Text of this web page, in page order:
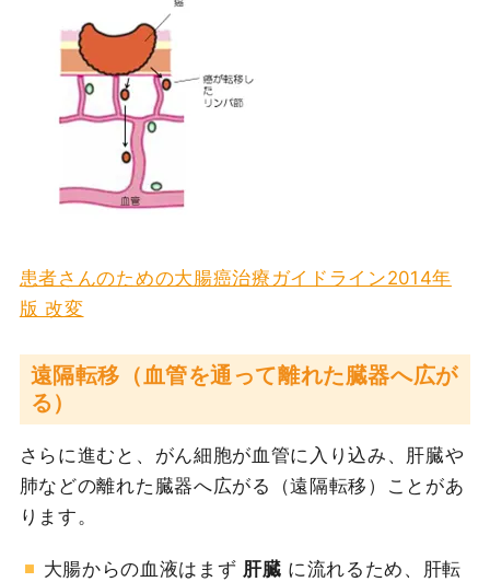
患者さんのための大腸癌治療ガイドライン2014年
版 改変
遠隔転移（血管を通って離れた臓器へ広が
る）
さらに進むと、がん細胞が血管に入り込み、肝臓や
肺などの離れた臓器へ広がる（遠隔転移）ことがあ
ります。
大腸からの血液はまず 肝臓 に流れるため、肝転